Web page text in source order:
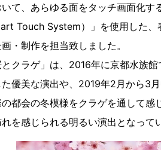
いて、あらゆる面をタッチ画面化
Touch System）」を使用した、
・制作を担当致しました。
とクラゲ」は、2016年に京都水族
優美な演出や、2019年2月から3
の都会の冬模様をクラゲを通して
を感じられる明るい演出となって